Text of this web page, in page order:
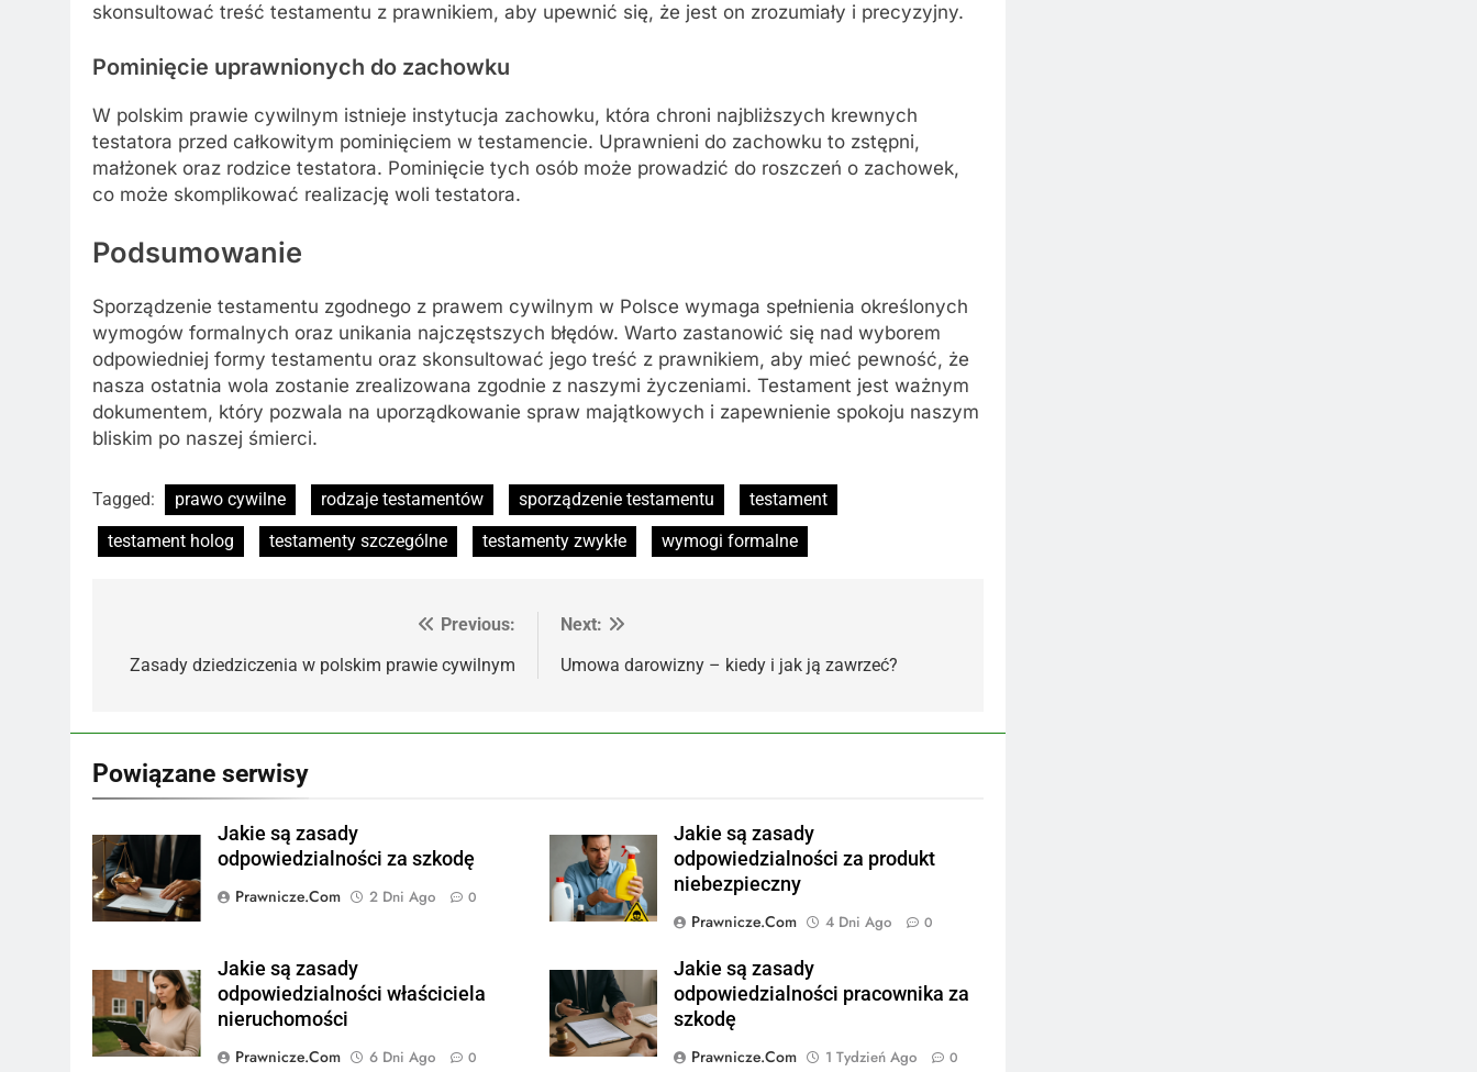
skonsultować treść testamentu z prawnikiem, aby upewnić się, że jest on zrozumiały i precyzyjny.
Pominięcie uprawnionych do zachowku
W polskim prawie cywilnym istnieje instytucja zachowku, która chroni najbliższych krewnych
testatora przed całkowitym pominięciem w testamencie. Uprawnieni do zachowku to zstępni,
małżonek oraz rodzice testatora. Pominięcie tych osób może prowadzić do roszczeń o zachowek,
co może skomplikować realizację woli testatora.
Podsumowanie
Sporządzenie testamentu zgodnego z prawem cywilnym w Polsce wymaga spełnienia określonych
wymogów formalnych oraz unikania najczęstszych błędów. Warto zastanowić się nad wyborem
odpowiedniej formy testamentu oraz skonsultować jego treść z prawnikiem, aby mieć pewność, że
nasza ostatnia wola zostanie zrealizowana zgodnie z naszymi życzeniami. Testament jest ważnym
dokumentem, który pozwala na uporządkowanie spraw majątkowych i zapewnienie spokoju naszym
bliskim po naszej śmierci.
Tagged: prawo cywilne rodzaje testamentów sporządzenie testamentu
testament
testament holog
testamenty szczególne testamenty zwykłe wymogi formalne
wpisu
Previous:
Zasady dziedziczenia w polskim prawie cywilnym
Next:
Umowa darowizny – kiedy i jak ją zawrzeć?
Powiązane serwisy
Jakie są zasady
odpowiedzialności za szkodę
Prawnicze.com
2 Dni Ago 0
Jakie są zasady
odpowiedzialności za produkt
niebezpieczny
Prawnicze.com
4 Dni Ago 0
Jakie są zasady
odpowiedzialności właściciela
nieruchomości
Prawnicze.com
6 Dni Ago 0
Jakie są zasady
odpowiedzialności pracownika za
szkodę
Prawnicze.com
1 Tydzień Ago 0